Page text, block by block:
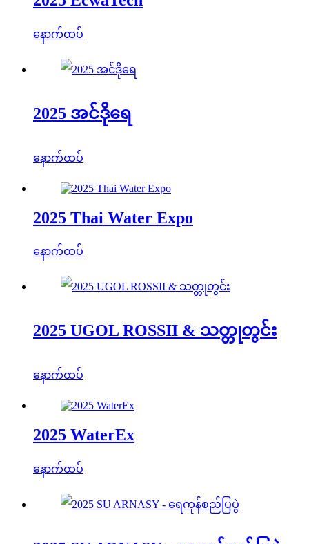
နောက်ထပ်
2025 အင်ဒိုရေ
နောက်ထပ်
2025 Thai Water Expo
နောက်ထပ်
2025 UGOL ROSSII & သတ္တုတွင်း
နောက်ထပ်
2025 WaterEx
နောက်ထပ်